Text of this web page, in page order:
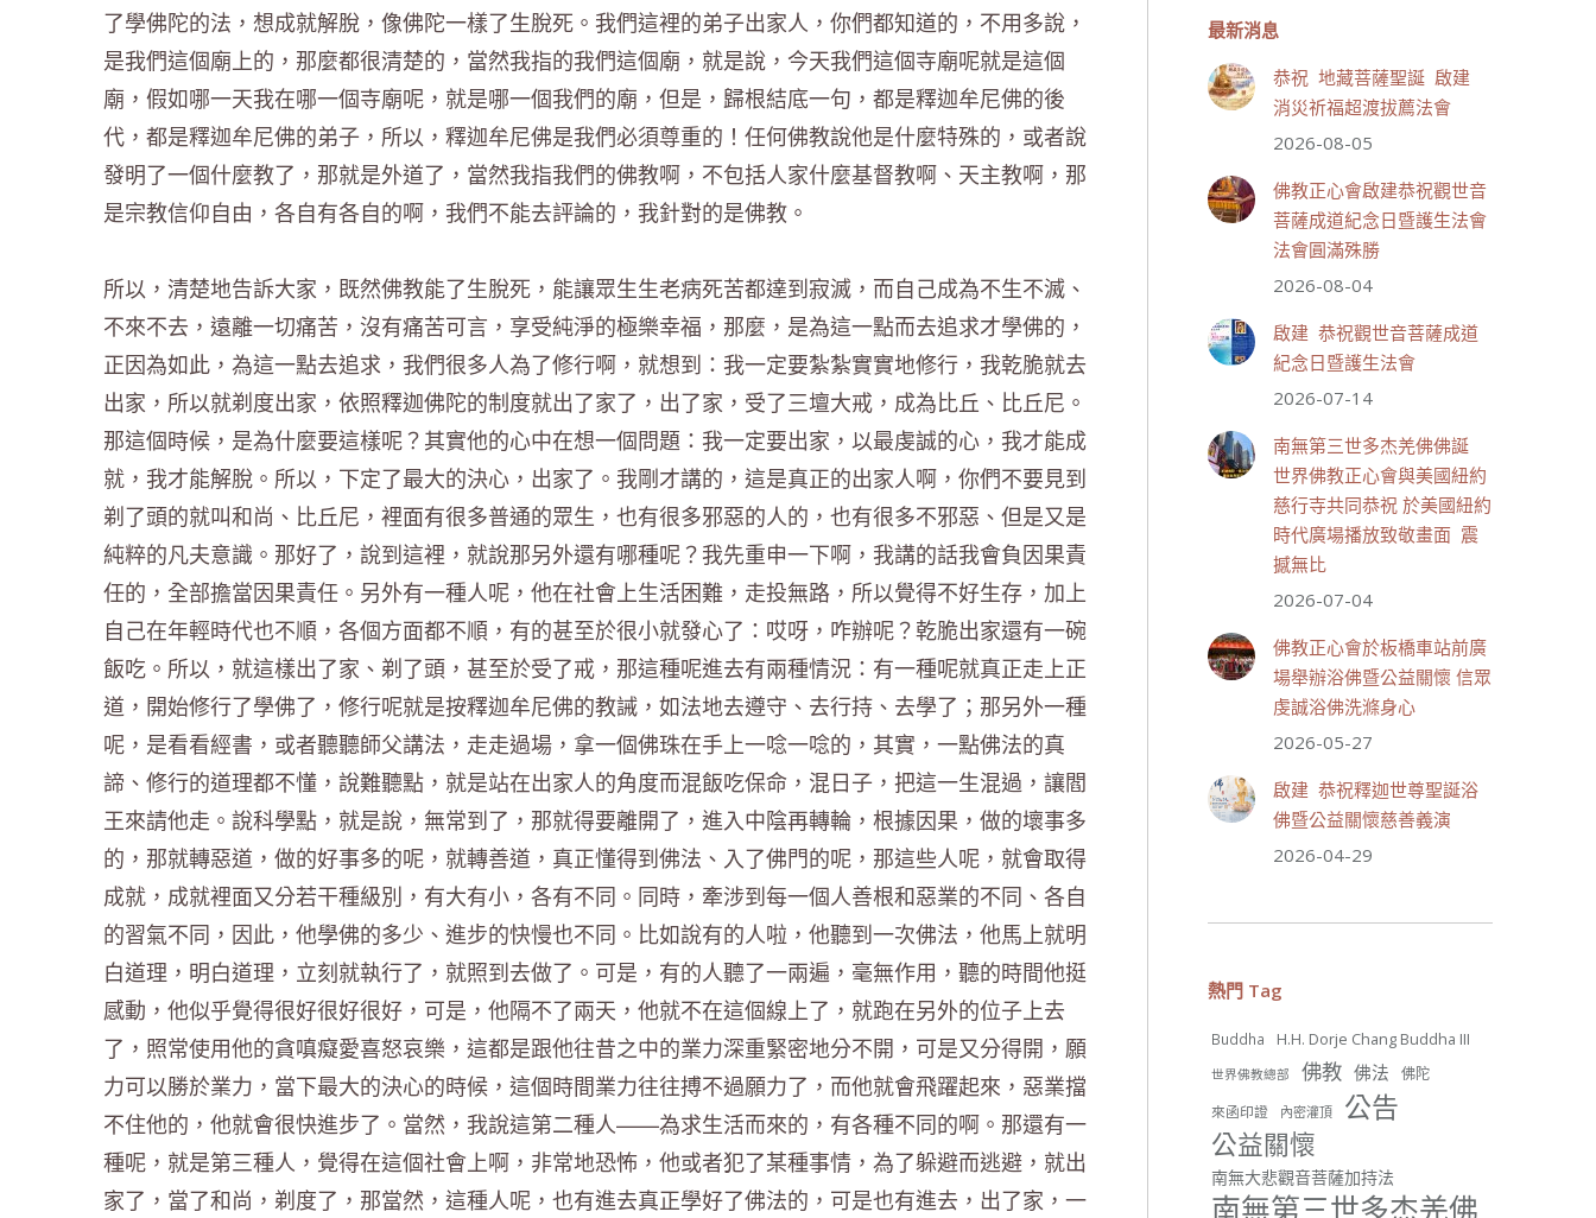
了學佛陀的法，想成就解脫，像佛陀一樣了生脫死。我們這裡的弟子出家人，你們都知道的，不用多說，
是我們這個廟上的，那麼都很清楚的，當然我指的我們這個廟，就是說，今天我們這個寺廟呢就是這個
廟，假如哪一天我在哪一個寺廟呢，就是哪一個我們的廟，但是，歸根結底一句，都是釋迦牟尼佛的後
代，都是釋迦牟尼佛的弟子，所以，釋迦牟尼佛是我們必須尊重的！任何佛教說他是什麼特殊的，或者說
發明了一個什麼教了，那就是外道了，當然我指我們的佛教啊，不包括人家什麼基督教啊、天主教啊，那
是宗教信仰自由，各自有各自的啊，我們不能去評論的，我針對的是佛教。
所以，清楚地告訴大家，既然佛教能了生脫死，能讓眾生生老病死苦都達到寂滅，而自己成為不生不滅、
不來不去，遠離一切痛苦，沒有痛苦可言，享受純淨的極樂幸福，那麼，是為這一點而去追求才學佛的，
正因為如此，為這一點去追求，我們很多人為了修行啊，就想到：我一定要紮紮實實地修行，我乾脆就去
出家，所以就剃度出家，依照釋迦佛陀的制度就出了家了，出了家，受了三壇大戒，成為比丘、比丘尼。
那這個時候，是為什麼要這樣呢？其實他的心中在想一個問題：我一定要出家，以最虔誠的心，我才能成
就，我才能解脫。所以，下定了最大的決心，出家了。我剛才講的，這是真正的出家人啊，你們不要見到
剃了頭的就叫和尚、比丘尼，裡面有很多普通的眾生，也有很多邪惡的人的，也有很多不邪惡、但是又是
純粹的凡夫意識。那好了，說到這裡，就說那另外還有哪種呢？我先重申一下啊，我講的話我會負因果責
任的，全部擔當因果責任。另外有一種人呢，他在社會上生活困難，走投無路，所以覺得不好生存，加上
自己在年輕時代也不順，各個方面都不順，有的甚至於很小就發心了：哎呀，咋辦呢？乾脆出家還有一碗
飯吃。所以，就這樣出了家、剃了頭，甚至於受了戒，那這種呢進去有兩種情況：有一種呢就真正走上正
道，開始修行了學佛了，修行呢就是按釋迦牟尼佛的教誡，如法地去遵守、去行持、去學了；那另外一種
呢，是看看經書，或者聽聽師父講法，走走過場，拿一個佛珠在手上一唸一唸的，其實，一點佛法的真
諦、修行的道理都不懂，說難聽點，就是站在出家人的角度而混飯吃保命，混日子，把這一生混過，讓閻
王來請他走。說科學點，就是說，無常到了，那就得要離開了，進入中陰再轉輪，根據因果，做的壞事多
的，那就轉惡道，做的好事多的呢，就轉善道，真正懂得到佛法、入了佛門的呢，那這些人呢，就會取得
成就，成就裡面又分若干種級別，有大有小，各有不同。同時，牽涉到每一個人善根和惡業的不同、各自
的習氣不同，因此，他學佛的多少、進步的快慢也不同。比如說有的人啦，他聽到一次佛法，他馬上就明
白道理，明白道理，立刻就執行了，就照到去做了。可是，有的人聽了一兩遍，毫無作用，聽的時間他挺
感動，他似乎覺得很好很好很好，可是，他隔不了兩天，他就不在這個線上了，就跑在另外的位子上去
了，照常使用他的貪嗔癡愛喜怒哀樂，這都是跟他往昔之中的業力深重緊密地分不開，可是又分得開，願
力可以勝於業力，當下最大的決心的時候，這個時間業力往往搏不過願力了，而他就會飛躍起來，惡業擋
不住他的，他就會很快進步了。當然，我說這第二種人——為求生活而來的，有各種不同的啊。那還有一
種呢，就是第三種人，覺得在這個社會上啊，非常地恐怖，他或者犯了某種事情，為了躲避而逃避，就出
家了，當了和尚，剃度了，那當然，這種人呢，也有進去真正學好了佛法的，可是也有進去，出了家，一
身，農曆6月19日為觀世音菩薩
文殊院、財神會館、桃園金龜
山三寶殿將在8月1日(星期六)於
金龜山三寶殿聯合啟建「恭祝...
觀看更多
111 33 則留言
分享
世界佛教正心會
週日（7/19）將於世界佛教正
心會金龜山三寶殿... 觀看更多
分享
世界佛教正心會
週日（7/19）將於世界佛教正
心會金龜山三寶殿... 觀看更多
世界佛教正心會
June 22, 2026, 10:11 AM
[世界佛教正心會 新聞報導]
正心會行善列車開向花蓮基
隆， 關心榮民、榮眷及遺孤！
最新消息
恭祝 地藏菩薩聖誕 啟建
消災祈福超渡拔薦法會
2026-08-05
佛教正心會啟建恭祝觀世音
菩薩成道紀念日暨護生法會
法會圓滿殊勝
2026-08-04
啟建 恭祝觀世音菩薩成道
紀念日暨護生法會
2026-07-14
南無第三世多杰羌佛佛誕
世界佛教正心會與美國紐約
慈行寺共同恭祝 於美國紐約
時代廣場播放致敬畫面 震
撼無比
2026-07-04
佛教正心會於板橋車站前廣
場舉辦浴佛暨公益關懷 信眾
虔誠浴佛洗滌身心
2026-05-27
啟建 恭祝釋迦世尊聖誕浴
佛暨公益關懷慈善義演
2026-04-29
熱門 Tag
Buddha H.H. Dorje Chang Buddha III
世界佛教總部 佛教 佛法 佛陀
來函印證 內密灌頂 公告
公益關懷
南無大悲觀音菩薩加持法
南無第三世多杰羌佛